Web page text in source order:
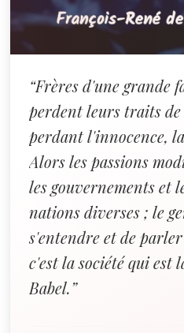
“Frères d'une grande
perdent leurs traits de
perdant l'innocence,
Alors les passions
les gouvernements et
nations diverses ; le
s'entendre et de
c'est la société qui est
Babel.”